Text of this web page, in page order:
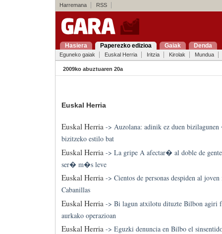
Harremana RSS
Hasiera Paperezko edizioa Gaiak Denda
Eguneko gaiak Euskal Herria Iritzia Kirolak Mundua
2009ko abuztuaren 20a
Euskal Herria
Euskal Herria-> Auzolana: adinik ez duen
bizitzeko estilo bat
Euskal Herria -> La gripe A afectar� al doble de
ser� m�s leve
Euskal Herria-> Cientos de personas despiden al
Cabanillas
Euskal Herria -> Bi lagun atxilotu dituzte Bilbon agiri
aurkako operazioan
Euskal Herria-> Eguzki denuncia en Bilbo el